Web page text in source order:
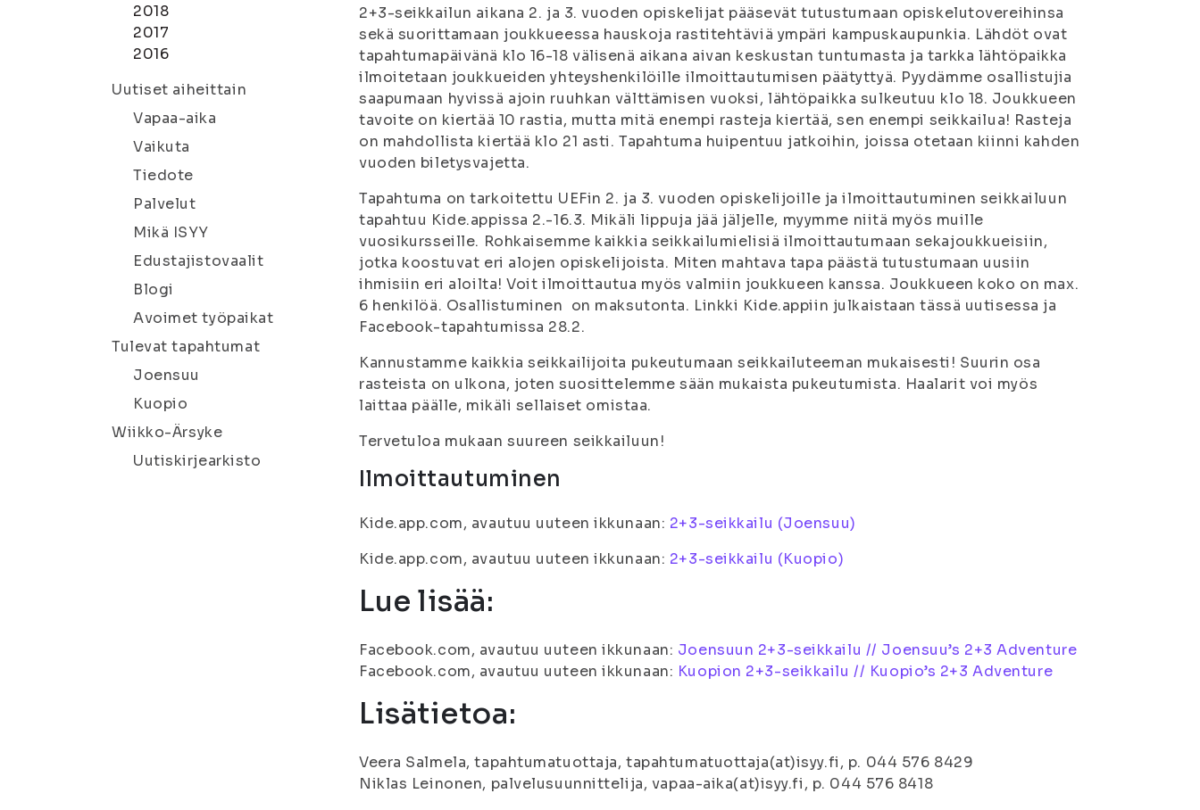
2018
2017
2016
Uutiset aiheittain
Vapaa-aika
Vaikuta
Tiedote
Palvelut
Mikä ISYY
Edustajistovaalit
Blogi
Avoimet työpaikat
Tulevat tapahtumat
Joensuu
Kuopio
Wiikko-Ärsyke
Uutiskirjearkisto
2+3-seikkailun aikana 2. ja 3. vuoden opiskelijat pääsevät tutustumaan opiskelutovereihinsa
sekä suorittamaan joukkueessa hauskoja rastitehtäviä ympäri kampuskaupunkia. Lähdöt ovat
tapahtumapäivänä klo 16-18 välisenä aikana aivan keskustan tuntumasta ja tarkka lähtöpaikka
ilmoitetaan joukkueiden yhteyshenkilöille ilmoittautumisen päätyttyä. Pyydämme osallistujia
saapumaan hyvissä ajoin ruuhkan välttämisen vuoksi, lähtöpaikka sulkeutuu klo 18. Joukkueen
tavoite on kiertää 10 rastia, mutta mitä enempi rasteja kiertää, sen enempi seikkailua! Rasteja
on mahdollista kiertää klo 21 asti. Tapahtuma huipentuu jatkoihin, joissa otetaan kiinni kahden
vuoden biletysvajetta.
Tapahtuma on tarkoitettu UEFin 2. ja 3. vuoden opiskelijoille ja ilmoittautuminen seikkailuun
tapahtuu Kide.appissa 2.-16.3. Mikäli lippuja jää jäljelle, myymme niitä myös muille
vuosikursseille. Rohkaisemme kaikkia seikkailumielisiä ilmoittautumaan sekajoukkueisiin,
jotka koostuvat eri alojen opiskelijoista. Miten mahtava tapa päästä tutustumaan uusiin
ihmisiin eri aloilta! Voit ilmoittautua myös valmiin joukkueen kanssa. Joukkueen koko on max.
6 henkilöä. Osallistuminen on maksutonta. Linkki Kide.appiin julkaistaan tässä uutisessa ja
Facebook-tapahtumissa 28.2.
Kannustamme kaikkia seikkailijoita pukeutumaan seikkailuteeman mukaisesti! Suurin osa
rasteista on ulkona, joten suosittelemme sään mukaista pukeutumista. Haalarit voi myös
laittaa päälle, mikäli sellaiset omistaa.
Tervetuloa mukaan suureen seikkailuun!
Ilmoittautuminen
Kide.app.com, avautuu uuteen ikkunaan: 2+3-seikkailu (Joensuu)
Kide.app.com, avautuu uuteen ikkunaan: 2+3-seikkailu (Kuopio)
Lue lisää:
Facebook.com, avautuu uuteen ikkunaan: Joensuun 2+3-seikkailu // Joensuu’s 2+3 Adventure
Facebook.com, avautuu uuteen ikkunaan: Kuopion 2+3-seikkailu // Kuopio’s 2+3 Adventure
Lisätietoa:
Veera Salmela, tapahtumatuottaja, tapahtumatuottaja(at)isyy.fi, p. 044 576 8429
Niklas Leinonen, palvelusuunnittelija, vapaa-aika(at)isyy.fi, p. 044 576 8418